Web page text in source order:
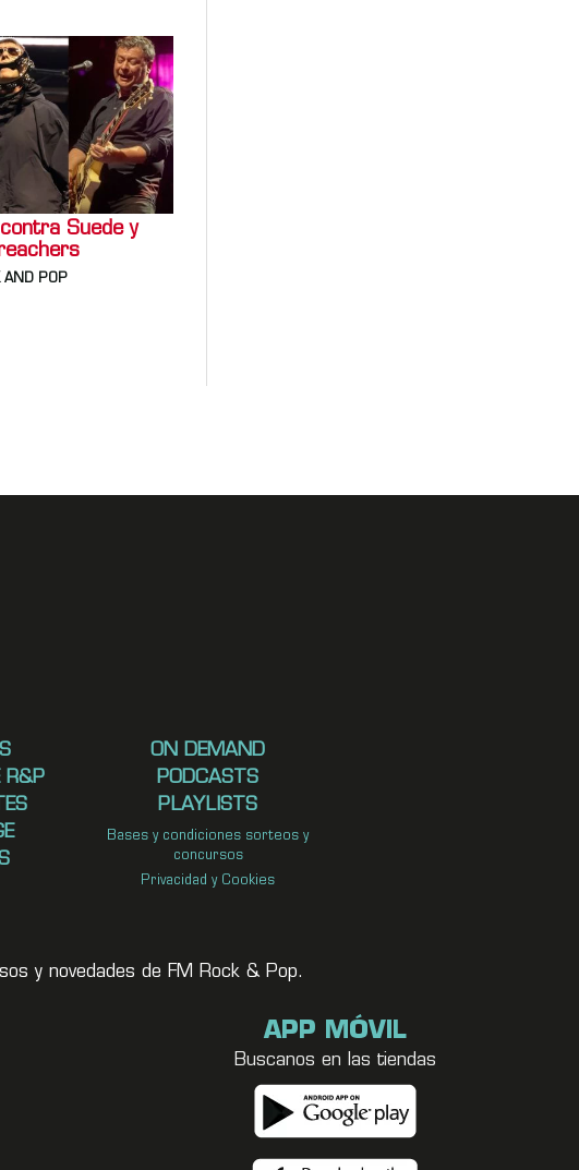
Suede y
AND POP
R&P
ON DEMAND
PODCASTS
PLAYLISTS
Bases y condiciones sorteos y
concursos
Privacidad y Cookies
y novedades de FM Rock & Pop.
APP MÓVIL
Buscanos en las tiendas